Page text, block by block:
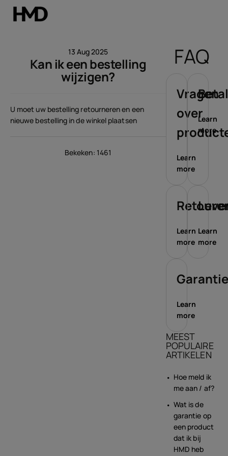
Smartphones
Accessoires
Aanbiedingen
13 Aug 2025
Kan ik een bestelling
wijzigen?
U moet uw bestelling retourneren en een
nieuwe bestelling in de winkel plaatsen
Bekeken: 1461
FAQ
Vragen
over
Learn
more
Learn
more
Learn
more
Learn
more
Learn
more
MEEST
POPULAIRE
ARTIKELEN
Hoe meld ik
me aan / af?
Wat is de
garantie op
een product
dat ik bij
HMD heb